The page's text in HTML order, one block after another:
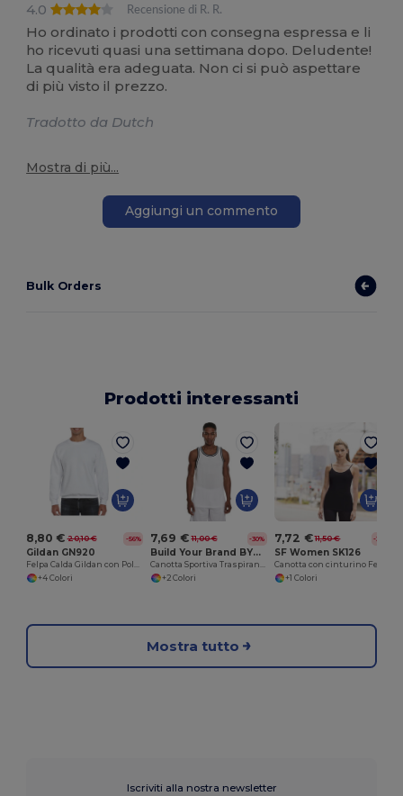
4.0
Recensione di R. R.
Ho ordinato i prodotti con consegna espressa e li
ho ricevuti quasi una settimana dopo. Deludente!
La qualità era adeguata. Non ci si può aspettare
di più visto il prezzo.
Tradotto da Dutch
Mostra di più...
Aggiungi un commento
Bulk Orders
Prodotti interessanti
8,80 € 20,10 € -56%
Gildan GN920
Felpa Calda Gildan con Polsini in Lycra
+4 Colori
7,69 € 11,00 € -30%
Build Your Brand BY009
Canotta Sportiva Traspirante Rete Mesh
+2 Colori
7,72 € 11,50 € -33%
SF Women SK126
+1 Colori
Mostra tutto
Iscriviti alla nostra newsletter